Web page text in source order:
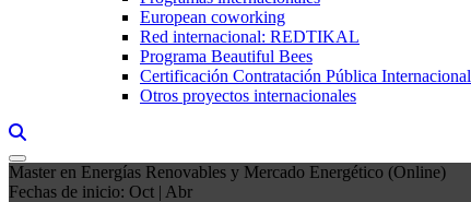
European coworking
Red internacional: REDTIKAL
Programa Beautiful Bees
Certificación Contratación Pública Internacional
Otros proyectos internacionales
Master en Energías Renovables y Mercado Energético (Online)
Fechas de inicio: Oct | Abr